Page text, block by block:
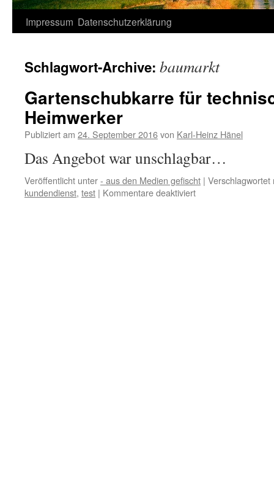
Zum
springen
Impressum Datenschutzerklärung
Schlagwort-Archive: baumarkt
Gartenschubkarre für
Heimwerker
Publiziert am 24. September 2016von Karl-Heinz Hänel
Das Angebot war unschlagbar…
Veröffentlicht unter- aus den Medien gefischt | Verschlagwortet
kundendienst, test | Kommentare deaktiviertfür